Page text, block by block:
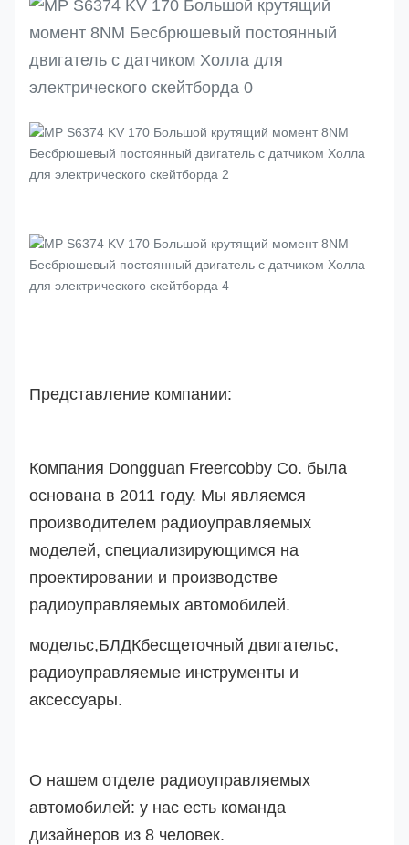
Масса
кг
Датчик Холла да
Представление компании:
Компания Dongguan Freercobby Co. была
основана в 2011 году. Мы являемся
производителем радиоуправляемых
моделей, специализирующимся на
проектировании и производстве
радиоуправляемых автомобилей.
модельс,БЛДКбесщеточный двигательс,
радиоуправляемые инструменты и
аксессуары.
О нашем отделе радиоуправляемых
автомобилей: у нас есть команда
дизайнеров из 8 человек.